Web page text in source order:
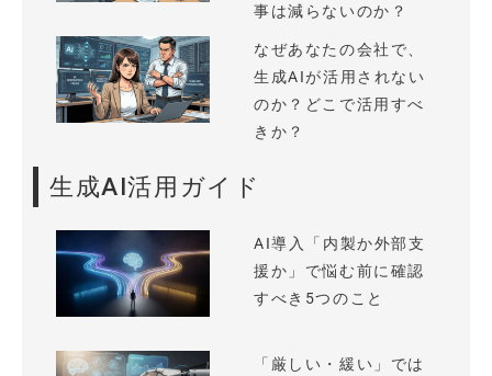
事は減らないのか？
なぜあなたの会社で、
生成AIが活用されない
のか？どこで活用すべ
きか？
生成AI活用ガイド
AI導入「内製か外部支
援か」で悩む前に確認
すべき5つのこと
「厳しい・緩い」では